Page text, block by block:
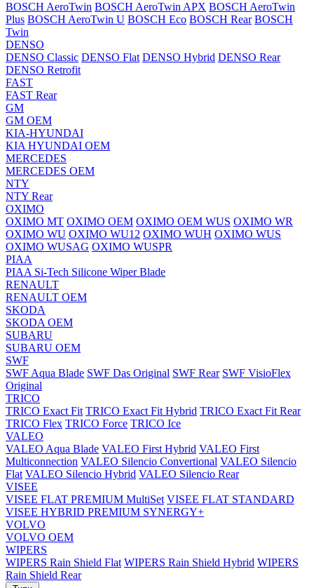
BOSCH AeroTwin BOSCH AeroTwin APX BOSCH AeroTwin
Plus BOSCH AeroTwin U BOSCH Eco BOSCH Rear BOSCH
Twin
DENSO
DENSO Classic DENSO Flat DENSO Hybrid DENSO Rear
DENSO Retrofit
FAST
FAST Rear
GM
GM OEM
KIA-HYUNDAI
KIA HYUNDAI OEM
MERCEDES
MERCEDES OEM
NTY
NTY Rear
OXIMO
OXIMO MT OXIMO OEM OXIMO OEM WUS OXIMO WR
OXIMO WU OXIMO WU12 OXIMO WUH OXIMO WUS
OXIMO WUSAG OXIMO WUSPR
PIAA
PIAA Si-Tech Silicone Wiper Blade
RENAULT
RENAULT OEM
SKODA
SKODA OEM
SUBARU
SUBARU OEM
SWF
SWF Aqua Blade SWF Das Original SWF Rear SWF VisioFlex
Original
TRICO
TRICO Exact Fit TRICO Exact Fit Hybrid TRICO Exact Fit Rear
TRICO Flex TRICO Force TRICO Ice
VALEO
VALEO Aqua Blade VALEO First Hybrid VALEO First
Multiconnection VALEO Silencio Convertional VALEO Silencio
Flat VALEO Silencio Hybrid VALEO Silencio Rear
VISEE
VISEE FLAT PREMIUM MultiSet VISEE FLAT STANDARD
VISEE HYBRID PREMIUM SYNERGY+
VOLVO
VOLVO OEM
WIPERS
WIPERS Rain Shield Flat WIPERS Rain Shield Hybrid WIPERS
Rain Shield Rear